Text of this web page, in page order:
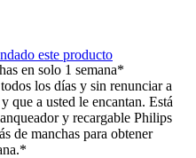
este producto
en solo 1 semana*
los días y sin renunciar a
que a usted le encantan. Está
y recargable Philips
de manchas para obtener